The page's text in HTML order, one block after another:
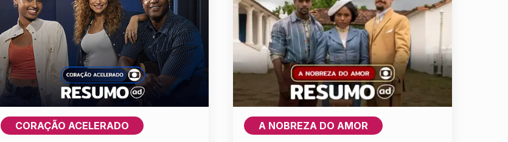
CORAÇÃO ACELERADO A NOBREZA DO AMOR